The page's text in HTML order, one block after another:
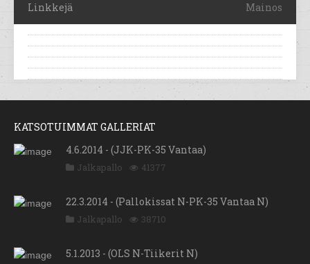
Linkkejä Mainos
KATSOTUIMMAT GALLERIAT
4.6.2014 - (JJK-PK-35 Vantaa)
Jalkapallo 41377
22.3.2014 - (Pallokissat N-PK-35 Vantaa N)
Jalkapallo 38710
5.1.2013 - (OLS N-Tiikerit N)